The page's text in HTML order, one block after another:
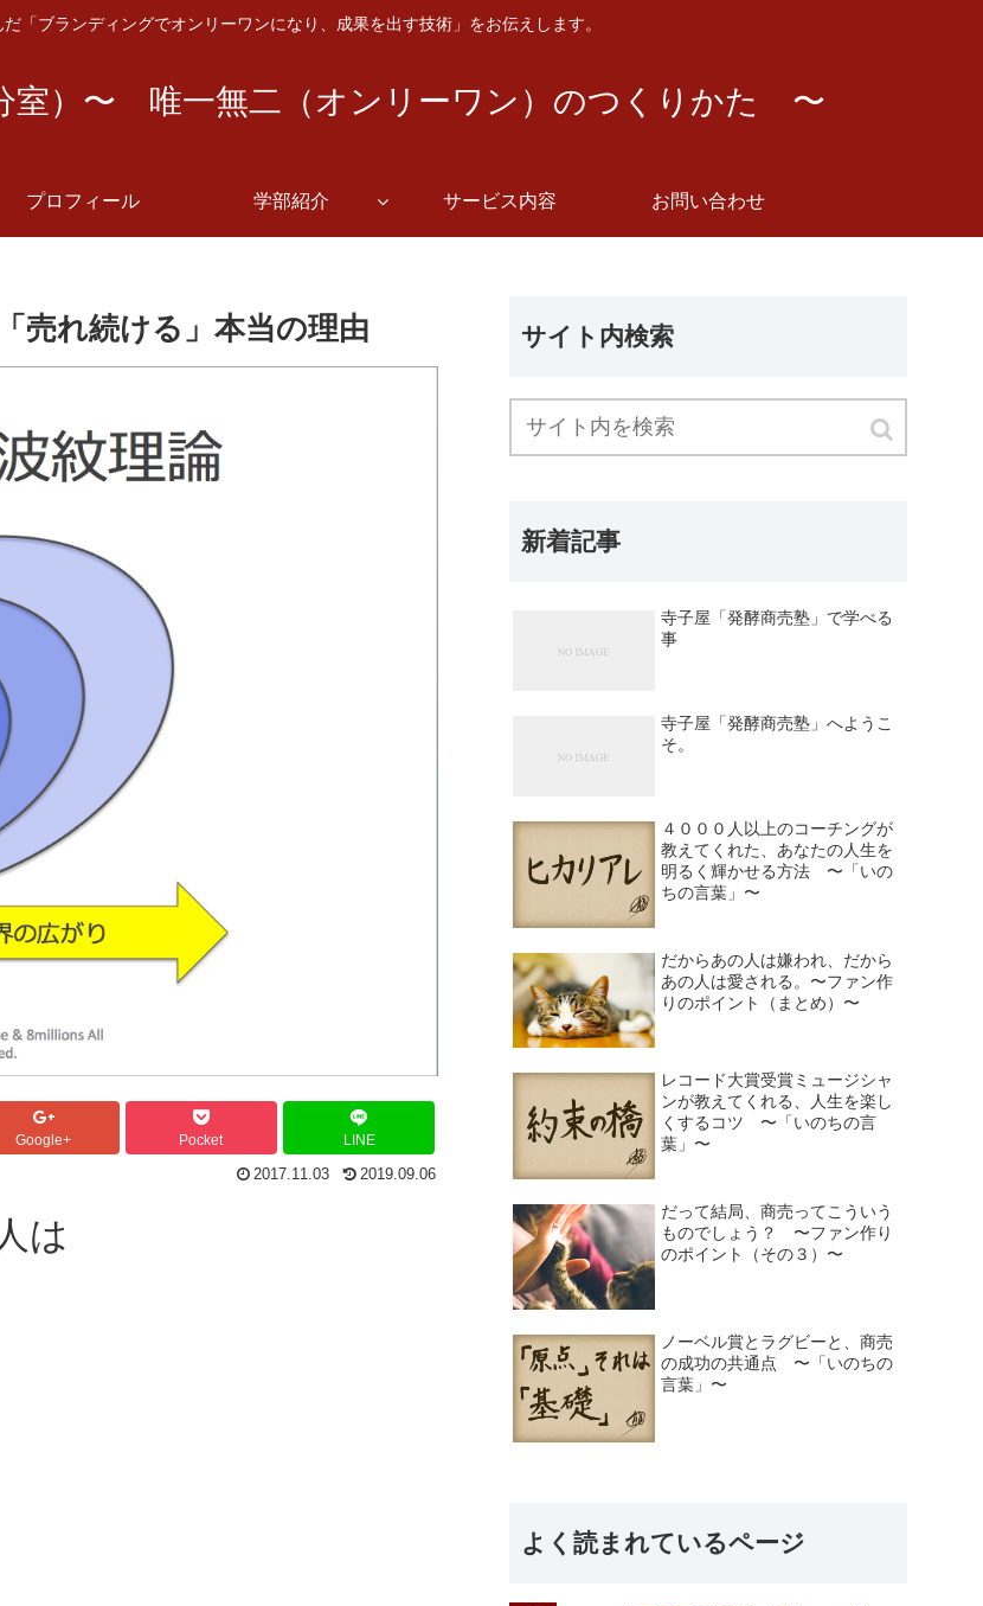
「ブランディングでオンリーワンになり、成果を出す技術」をお伝えします。
室）〜 唯一無二（オンリーワン）のつくりかた 〜
プロフィール 学部紹介 サービス内容 お問い合わせ
売れ続ける」本当の理由
Google+ Pocket LINE
2017.11.03 2019.09.06
は
サイト内検索
新着記事
寺子屋「発酵商売塾」で学べる
事
寺子屋「発酵商売塾」へようこ
そ。
４０００人以上のコーチングが
教えてくれた、あなたの人生を
明るく輝かせる方法 〜「いの
ちの言葉」〜
だからあの人は嫌われ、だから
あの人は愛される。〜ファン作
りのポイント（まとめ）〜
レコード大賞受賞ミュージシャ
ンが教えてくれる、人生を楽し
くするコツ 〜「いのちの言
葉」〜
だって結局、商売ってこういう
ものでしょう？ 〜ファン作り
のポイント（その３）〜
ノーベル賞とラグビーと、商売
の成功の共通点 〜「いのちの
言葉」〜
よく読まれているページ